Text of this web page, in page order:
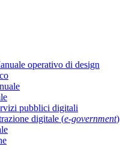
operativo di design
pubblici digitali
digitale (e-government)